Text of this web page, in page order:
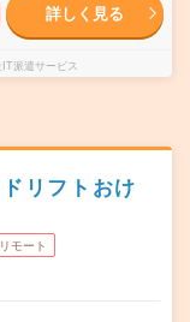
詳しく見る
派遣サービス
リフトおけ
モート